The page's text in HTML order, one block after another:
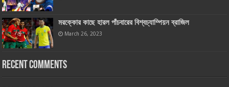
মরক্কোর কাছে হারল পাঁচবারের বিশ্বচ্যাম্পিয়ন ব্রাজিল
March 26, 2023
Recent Comments